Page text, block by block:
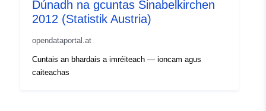
Dúnadh na gcuntas Sinabelkirchen
2012 (Statistik Austria)
opendataportal.at
Cuntais an bhardais a imréiteach — ioncam agus
caiteachas